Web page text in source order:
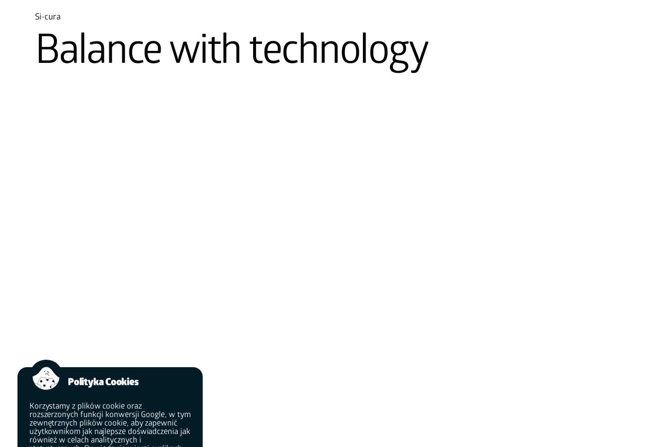
Polityka Cookies
Korzystamy z plików cookie oraz
rozszerzonych funkcji konwersji Google, w tym
zewnętrznych plików cookie, aby zapewnić
użytkownikom jak najlepsze doświadczenia jak
również w celach analitycznych i
Si-cura
Balance with technology